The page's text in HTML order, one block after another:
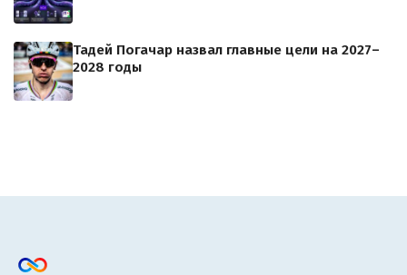
Тадей Погачар назвал главные цели на 2027–
2028 годы